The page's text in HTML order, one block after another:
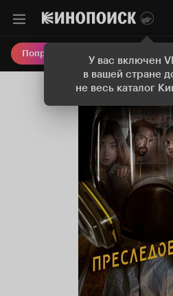
У вас включен
в вашей стране
не весь каталог
Попробовать Плюс